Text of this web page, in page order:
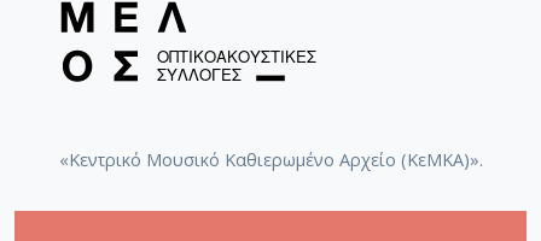
«Κεντρικό Μουσικό Καθιερωμένο Αρχείο (ΚεΜΚΑ)».